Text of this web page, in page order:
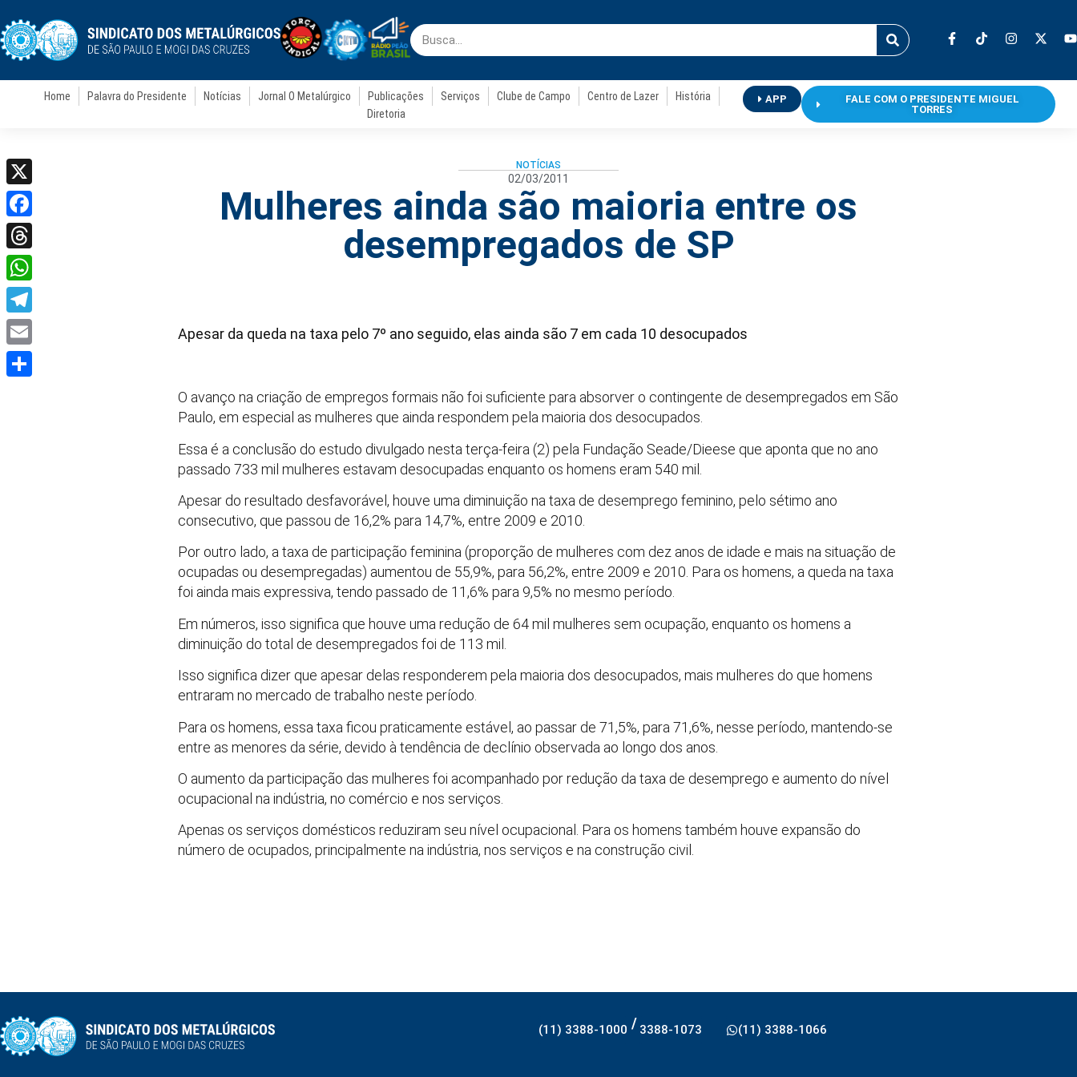
Home Palavra do Presidente Notícias Jornal O Metalúrgico Publicações Serviços Clube de Campo Centro de Lazer
História
Diretoria
APP
FALE COM O PRESIDENTE MIGUEL
TORRES
NOTÍCIAS
02/03/2011
Mulheres ainda são maioria entre os
desempregados de SP
Apesar da queda na taxa pelo 7º ano seguido, elas ainda são 7 em cada 10 desocupados
O avanço na criação de empregos formais não foi suficiente para absorver o contingente de desempregados em São
Paulo, em especial as mulheres que ainda respondem pela maioria dos desocupados.
Essa é a conclusão do estudo divulgado nesta terça-feira (2) pela Fundação Seade/Dieese que aponta que no ano
passado 733 mil mulheres estavam desocupadas enquanto os homens eram 540 mil.
Apesar do resultado desfavorável, houve uma diminuição na taxa de desemprego feminino, pelo sétimo ano
consecutivo, que passou de 16,2% para 14,7%, entre 2009 e 2010.
Por outro lado, a taxa de participação feminina (proporção de mulheres com dez anos de idade e mais na situação de
ocupadas ou desempregadas) aumentou de 55,9%, para 56,2%, entre 2009 e 2010. Para os homens, a queda na taxa
foi ainda mais expressiva, tendo passado de 11,6% para 9,5% no mesmo período.
Em números, isso significa que houve uma redução de 64 mil mulheres sem ocupação, enquanto os homens a
diminuição do total de desempregados foi de 113 mil.
Isso significa dizer que apesar delas responderem pela maioria dos desocupados, mais mulheres do que homens
entraram no mercado de trabalho neste período.
Para os homens, essa taxa ficou praticamente estável, ao passar de 71,5%, para 71,6%, nesse período, mantendo-se
entre as menores da série, devido à tendência de declínio observada ao longo dos anos.
O aumento da participação das mulheres foi acompanhado por redução da taxa de desemprego e aumento do nível
ocupacional na indústria, no comércio e nos serviços.
Apenas os serviços domésticos reduziram seu nível ocupacional. Para os homens também houve expansão do
número de ocupados, principalmente na indústria, nos serviços e na construção civil.
(11) 3388-1000 / 3388-1073 (11) 3388-1066
X
Facebook
Threads
WhatsApp
Telegram
Email